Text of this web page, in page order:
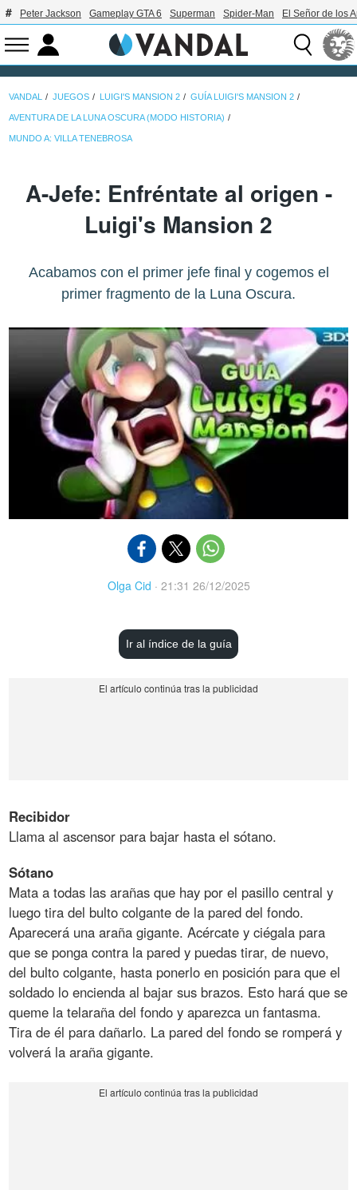
Peter Jackson Gameplay GTA 6 Superman Spider-Man El Señor de los
VANDAL JUEGOS LUIGI'S MANSION 2 GUÍA LUIGI'S MANSION 2
AVENTURA DE LA LUNA OSCURA (MODO HISTORIA)
MUNDO A: VILLA TENEBROSA
A-Jefe: Enfréntate al origen -
Luigi's Mansion 2
Acabamos con el primer jefe final y cogemos el
primer fragmento de la Luna Oscura.
Olga Cid · 21:31 26/12/2025
Ir al índice de la guía
Recibidor
Llama al ascensor para bajar hasta el sótano.
Sótano
Mata a todas las arañas que hay por el pasillo central y
luego tira del bulto colgante de la pared del fondo.
Aparecerá una araña gigante. Acércate y ciégala para
que se ponga contra la pared y puedas tirar, de nuevo,
del bulto colgante, hasta ponerlo en posición para que el
soldado lo encienda al bajar sus brazos. Esto hará que se
queme la telaraña del fondo y aparezca un fantasma.
Tira de él para dañarlo. La pared del fondo se romperá y
volverá la araña gigante.